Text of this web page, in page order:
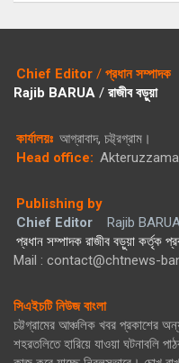
Chief Editor / প্রধান সম্পাদক
Rajib BARUA / রাজীব বড়ুয়া
কার্যালয়ঃ আগ্রাবাদ, চট্ট্রগ্রাম।
Head office:
Publishing by
Chief Editor
Rajib
প্রধান সম্পাদক রাজীব বড়ুয়া কর্তৃক
Mail : contact@chtnews-
সিএইচটি নিউজ বাংলা
চট্টগ্রামের আঞ্চলিক খবর প্রকাশের
শহরতলিতে হারিয়ে যাওয়া ঘটনাবলি